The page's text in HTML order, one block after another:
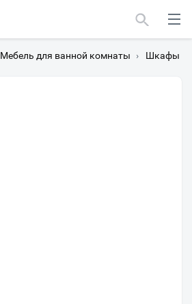
Мебель для ванной комнаты › Шкафы